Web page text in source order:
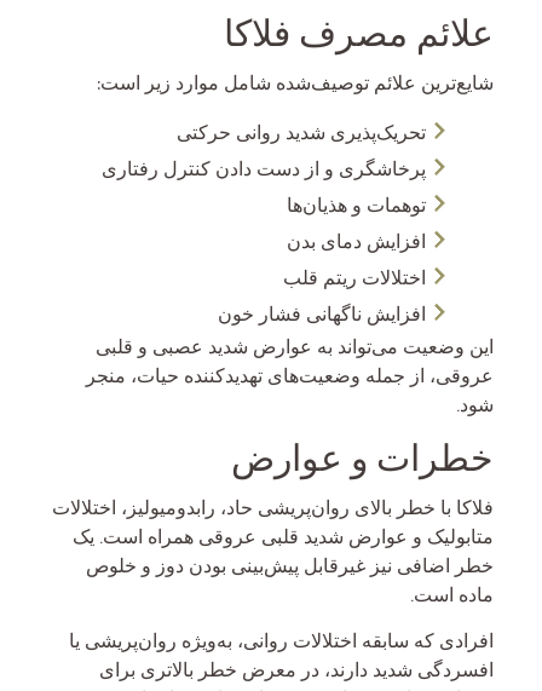
علائم مصرف فلاکا
شایع‌ترین علائم توصیف‌شده شامل موارد زیر است:
تحریک‌پذیری شدید روانی حرکتی
پرخاشگری و از دست دادن کنترل رفتاری
توهمات و هذیان‌ها
افزایش دمای بدن
اختلالات ریتم قلب
افزایش ناگهانی فشار خون
این وضعیت می‌تواند به عوارض شدید عصبی و قلبی
عروقی، از جمله وضعیت‌های تهدیدکننده حیات، منجر
شود.
خطرات و عوارض
فلاکا با خطر بالای روان‌پریشی حاد، رابدومیولیز، اختلالات
متابولیک و عوارض شدید قلبی عروقی همراه است. یک
خطر اضافی نیز غیرقابل پیش‌بینی بودن دوز و خلوص
ماده است.
افرادی که سابقه اختلالات روانی، به‌ویژه روان‌پریشی یا
افسردگی شدید دارند، در معرض خطر بالاتری برای